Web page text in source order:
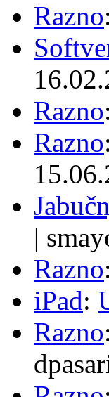
Razno:
Razno:
Razno:
|
Razno:
iPad:
Razno: